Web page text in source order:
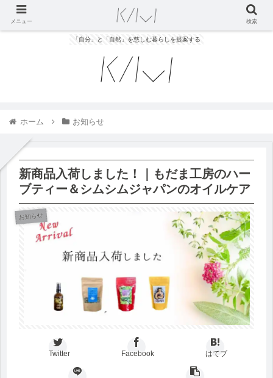
「自分」と「自然」を慈しむ暮らしを提案する
ホーム お知らせ
新商品入荷しました！｜もだま工房のハー
ブティー＆シムシムジャパンのオイルケア
お知らせ
Twitter Facebook はてブ
メニュー 検索